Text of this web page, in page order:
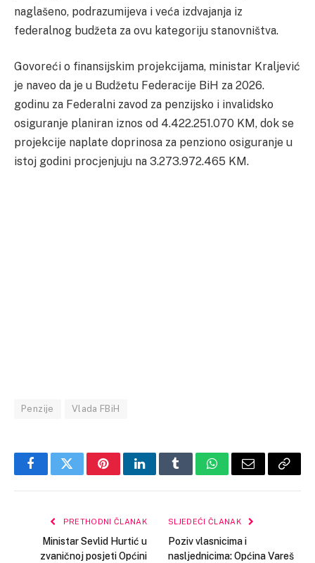
naglašeno, podrazumijeva i veća izdvajanja iz
federalnog budžeta za ovu kategoriju stanovništva.
Govoreći o finansijskim projekcijama, ministar Kraljević
je naveo da je u Budžetu Federacije BiH za 2026.
godinu za Federalni zavod za penzijsko i invalidsko
osiguranje planiran iznos od 4.422.251.070 KM, dok se
projekcije naplate doprinosa za penziono osiguranje u
istoj godini procjenjuju na 3.273.972.465 KM.
Penzije Vlada FBiH
FacebookTwitterPinterestLinkedInTumblrWhatsApp
Email Copy
PRETHODNI ČLANAK
Ministar Sevlid Hurtić u
zvaničnoj posjeti Općini
SLJEDEĆI ČLANAK
Poziv vlasnicima i
nasljednicima: Općina Vareš